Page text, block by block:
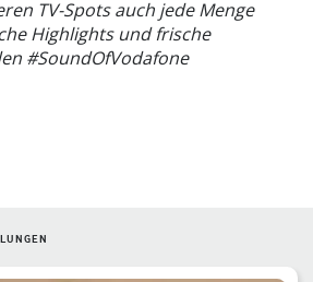
TV-Spots auch jede Menge
Highlights und frische
#SoundOfVodafone